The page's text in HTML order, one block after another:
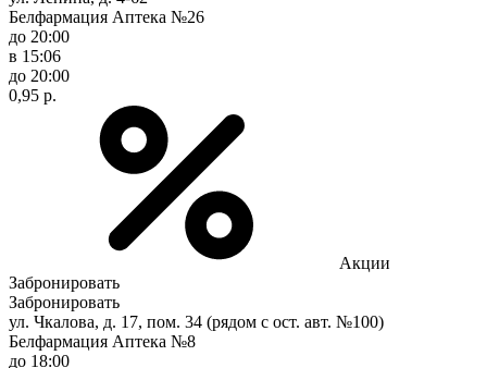
Белфармация Аптека №26
до 20:00
в 15:06
до 20:00
0,95 р.
Акции
Забронировать
Забронировать
ул. Чкалова, д. 17, пом. 34 (рядом с ост. авт. №100)
Белфармация Аптека №8
до 18:00